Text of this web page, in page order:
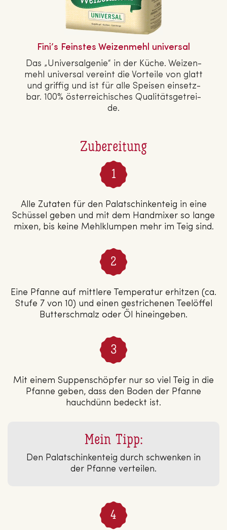
Zubereitung
Alle Zutaten für den Palatschinkenteig in eine
Schüssel geben und mit dem Handmixer so lange
mixen, bis keine Mehlklumpen mehr im Teig sind.
Eine Pfanne auf mittlere Temperatur erhitzen (ca.
Stufe 7 von 10) und einen gestrichenen Teelöffel
Butterschmalz oder Öl hineingeben.
Mit einem Suppenschöpfer nur so viel Teig in die
Pfanne geben, dass den Boden der Pfanne
hauchdünn bedeckt ist.
Mein Tipp:
Den Palatschinkenteig durch schwenken in
der Pfanne verteilen.
Fini’s Feinstes Wei­zen­mehl universal
Das „Uni­ver­sal­ge­nie“ in der Küche. Wei­zen­
mehl universal vereint die Vorteile von glatt
und griffig und ist für alle Speisen ein­setz­
bar. 100% ös­ter­rei­chi­sches Qua­li­täts­ge­trei­
de.